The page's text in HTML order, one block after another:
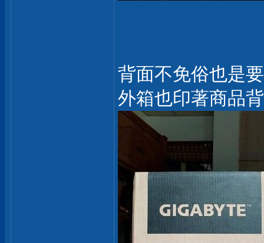
背面不免俗也是
外箱也印著商品